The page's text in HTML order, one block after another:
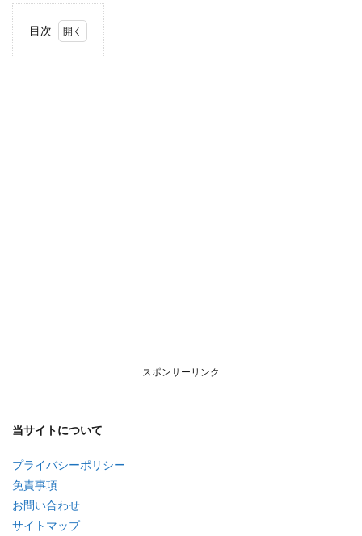
目次
スポンサーリンク
当サイトについて
プライバシーポリシー
免責事項
お問い合わせ
サイトマップ